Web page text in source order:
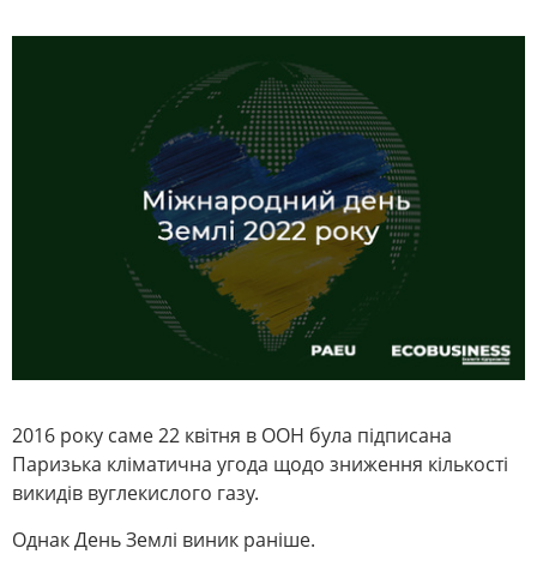
2016 року саме 22 квітня в ООН була підписана
Паризька кліматична угода щодо зниження кількості
викидів вуглекислого газу.
Однак День Землі виник раніше.